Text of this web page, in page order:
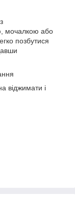
мочалкою або
позбутися
віджимати і